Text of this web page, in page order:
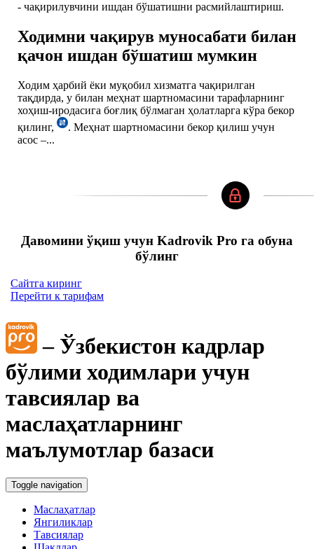
- чақирилувчини ишдан бўшатишни расмийлаштириш.
Ходимни чақирув муносабати билан
қачон ишдан бўшатиш мумкин
Ходим ҳарбий ёки муқобил хизматга чақирилган
тақдирда, у билан меҳнат шартномасини тарафларнинг
хоҳиш-иродасига боғлиқ бўлмаган ҳолатларга кўра бекор
қилинг,
. Меҳнат шартномасини бекор қилиш учун
асос –...
Давомини ўқиш учун Kadrovik Pro га обуна
бўлинг
Сайтга киринг
Перейти к тарифам
– Ўзбекистон кадрлар
бўлими ходимлари учун
тавсиялар ва
маслаҳатларнинг
маълумотлар базаси
Toggle navigation
Маслаҳатлар
Янгиликлар
Тавсиялар